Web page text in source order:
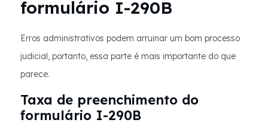
formulário I-290B
Erros administrativos podem arruinar um bom processo
judicial, portanto, essa parte é mais importante do que
parece.
Taxa de preenchimento do
formulário I-290B